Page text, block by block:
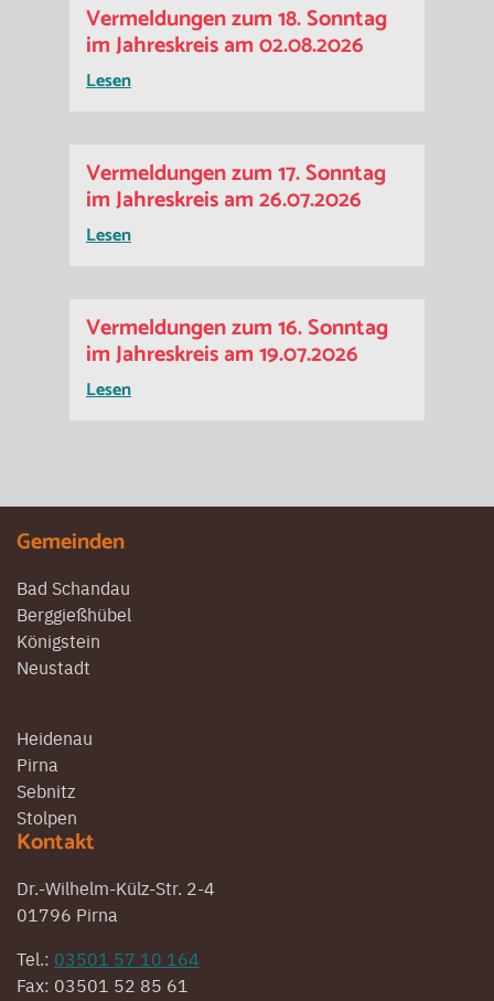
Vermeldungen zum 18. Sonntag
im Jahreskreis am 02.08.2026
Lesen
Vermeldungen zum 17. Sonntag
im Jahreskreis am 26.07.2026
Lesen
Vermeldungen zum 16. Sonntag
im Jahreskreis am 19.07.2026
Lesen
Gemeinden
Bad Schandau
Berggießhübel
Königstein
Neustadt
Heidenau
Pirna
Sebnitz
Stolpen
Kontakt
Dr.-Wilhelm-Külz-Str. 2-4
01796 Pirna
Tel.: 03501 57 10 164
Fax: 03501 52 85 61